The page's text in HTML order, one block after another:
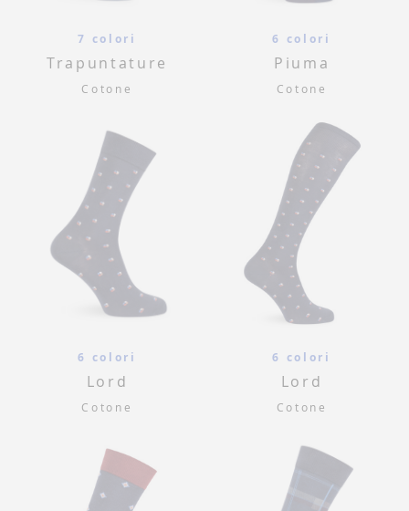
7 colori
Trapuntature
Cotone
6 colori
Piuma
Cotone
6 colori
Lord
Cotone
6 colori
Lord
Cotone